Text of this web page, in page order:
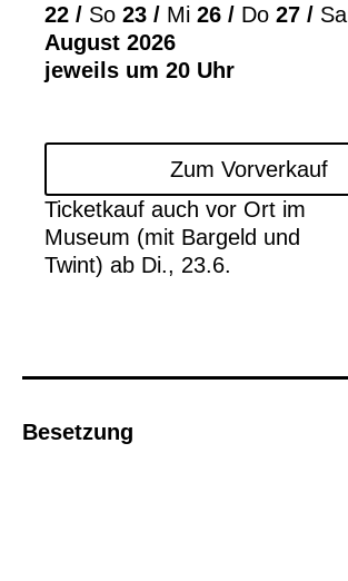
22 / So 23 / Mi 26 / Do 27 / Sa
August 2026
jeweils um 20 Uhr
Zum Vorverkauf
Ticketkauf auch vor Ort im
Museum (mit Bargeld und
Twint) ab Di., 23.6.
Besetzung